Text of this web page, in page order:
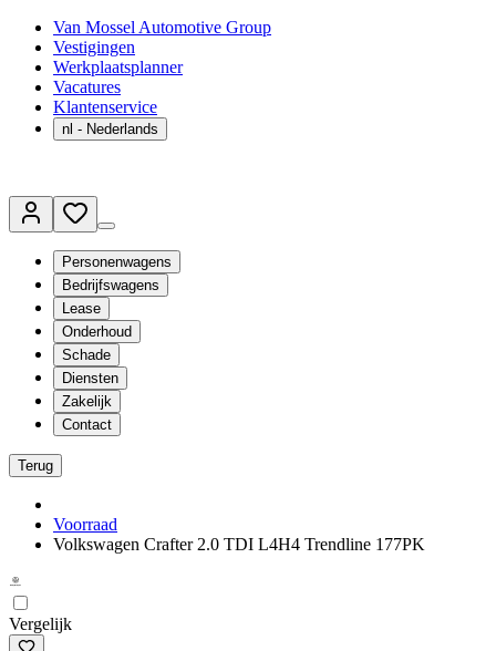
Van Mossel Automotive Group
Vestigingen
Werkplaatsplanner
Vacatures
Klantenservice
nl - Nederlands
Personenwagens
Bedrijfswagens
Lease
Onderhoud
Schade
Diensten
Zakelijk
Contact
Terug
Voorraad
Volkswagen Crafter 2.0 TDI L4H4 Trendline 177PK
Vergelijk